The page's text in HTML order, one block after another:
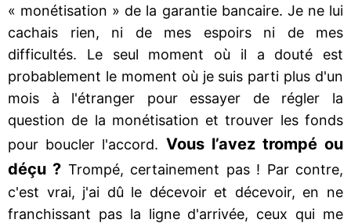
« monétisation » de la garantie bancaire. Je ne lui
cachais rien, ni de mes espoirs ni de mes
difficultés. Le seul moment où il a douté est
probablement le moment où je suis parti plus d'un
mois à l'étranger pour essayer de régler la
question de la monétisation et trouver les fonds
pour boucler l'accord. Vous l’avez trompé ou
déçu ? Trompé, certainement pas ! Par contre,
c'est vrai, j'ai dû le décevoir et décevoir, en ne
franchissant pas la ligne d'arrivée, ceux qui me